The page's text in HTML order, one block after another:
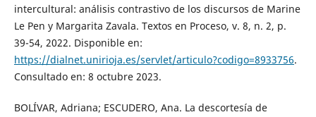
intercultural: análisis contrastivo de los discursos de Marine
Le Pen y Margarita Zavala. Textos en Proceso, v. 8, n. 2, p.
39-54, 2022. Disponible en:
https://dialnet.unirioja.es/servlet/articulo?codigo=8933756.
Consultado en: 8 octubre 2023.
BOLÍVAR, Adriana; ESCUDERO, Ana. La descortesía de